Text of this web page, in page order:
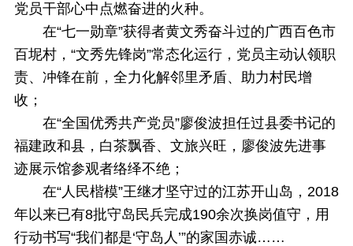
党员干部心中点燃奋进的火种。
在“七一勋章”获得者黄文秀奋斗过的广西百色市
百坭村，“文秀先锋岗”常态化运行，党员主动认领职
责、冲锋在前，全力化解邻里矛盾、助力村民增
收；
在“全国优秀共产党员”廖俊波担任过县委书记的
福建政和县，白茶飘香、文旅兴旺，廖俊波先进事
迹展示馆参观者络绎不绝；
在“人民楷模”王继才坚守过的江苏开山岛，2018
年以来已有8批守岛民兵完成190余次换岗值守，用
行动书写“我们都是‘守岛人’”的家国赤诚……